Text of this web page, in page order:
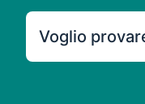
Voglio